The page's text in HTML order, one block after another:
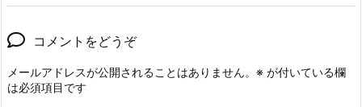
コメントをどうぞ
メールアドレスが公開されることはありません。 ※ が付いている欄
は必須項目です